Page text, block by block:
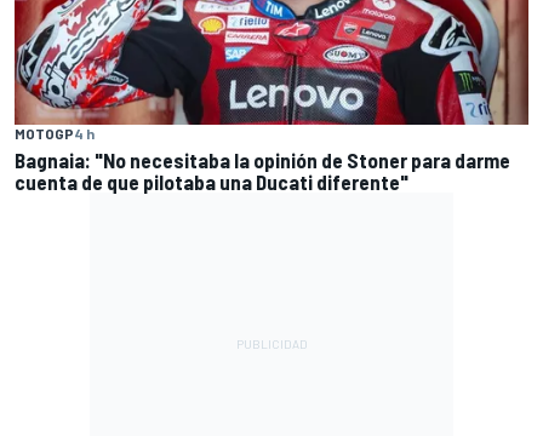
MOTOGP4 h
Bagnaia: "No necesitaba la opinión de Stoner para darme
cuenta de que pilotaba una Ducati diferente"